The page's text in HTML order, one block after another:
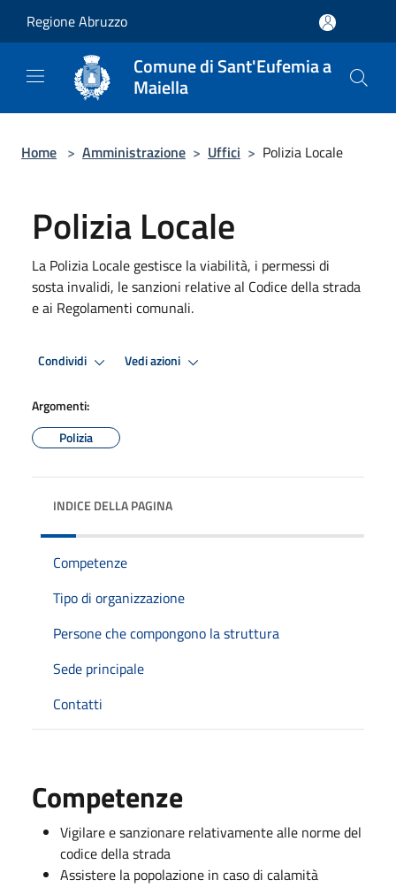
Regione Abruzzo
Comune di Sant'Eufemia a
Maiella
Home > Amministrazione > Uffici > Polizia Locale
Polizia Locale
La Polizia Locale gestisce la viabilità, i permessi di
sosta invalidi, le sanzioni relative al Codice della strada
e ai Regolamenti comunali.
Condividi Vedi azioni
Argomenti:
Polizia
INDICE DELLA PAGINA
Competenze
Tipo di organizzazione
Persone che compongono la struttura
Sede principale
Contatti
Competenze
Vigilare e sanzionare relativamente alle norme del
codice della strada
Assistere la popolazione in caso di calamità